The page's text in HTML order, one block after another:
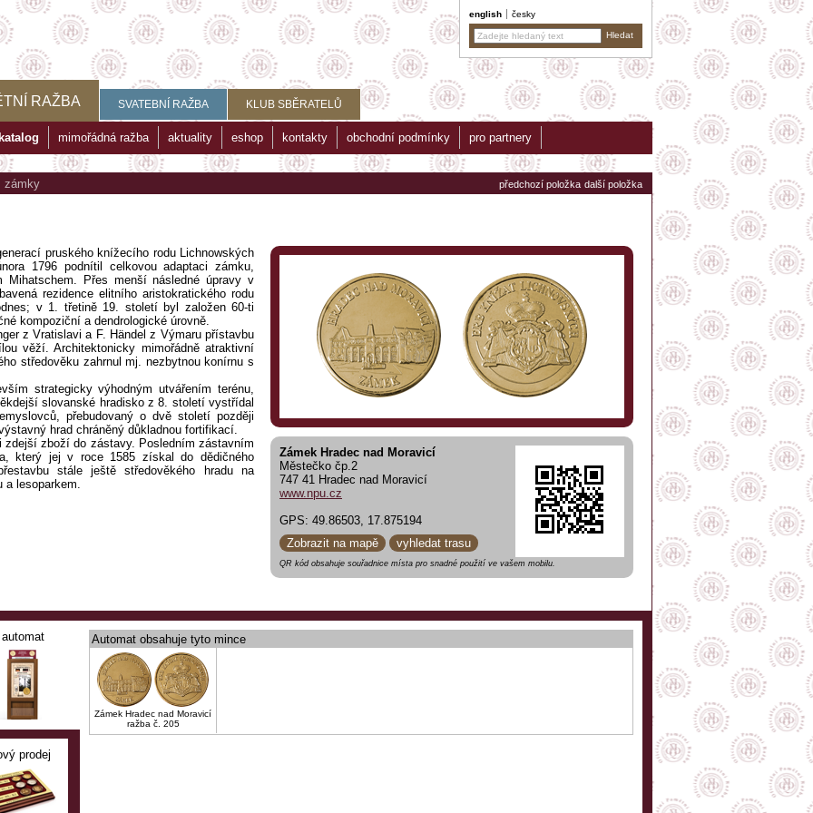
english česky
RAŽBA SVATEBNÍ RAŽBA KLUB SBĚRATELŮ
mimořádná ražba aktuality eshop kontakty obchodní podmínky pro partnery
předchozí položka další položka
zámky
Zámek Hradec nad Moravicí
Městečko čp.2
747 41 Hradec nad Moravicí
www.npu.cz
GPS: 49.86503, 17.875194
Zobrazit na mapě
vyhledat trasu
QR kód obsahuje souřadnice místa pro snadné použití ve vašem mobilu.
pruského knížecího rodu Lichnowských
1796 podnítil celkovou adaptaci zámku,
Mihatschem. Přes menší následné úpravy v
rezidence elitního aristokratického rodu
v 1. třetině 19. století byl založen 60-ti
kompoziční a dendrologické úrovně.
z Vratislavi a F. Händel z Výmaru přístavbu
věží. Architektonicky mimořádně atraktivní
středověku zahrnul mj. nezbytnou konírnu s
strategicky výhodným utvářením terénu,
slovanské hradisko z 8. století vystřídal
přebudovaný o dvě století později
hrad chráněný důkladnou fortifikací.
zboží do zástavy. Posledním zástavním
který jej v roce 1585 získal do dědičného
stále ještě středověkého hradu na
a lesoparkem.
automat
prodej
Automat obsahuje tyto mince
Zámek Hradec nad Moravicí
ražba č. 205